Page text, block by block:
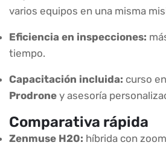
varios equipos en una misma
Eficiencia en inspecciones:
tiempo.
Capacitación incluida: curso en
Prodrone y asesoría
Comparativa rápida
Zenmuse H20: híbrida con